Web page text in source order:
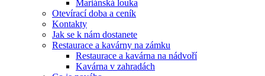
Mariánská louka
Otevírací doba a ceník
Kontakty
Jak se k nám dostanete
Restaurace a kavárny na zámku
Restaurace a kavárna na nádvoří
Kavárna v zahradách